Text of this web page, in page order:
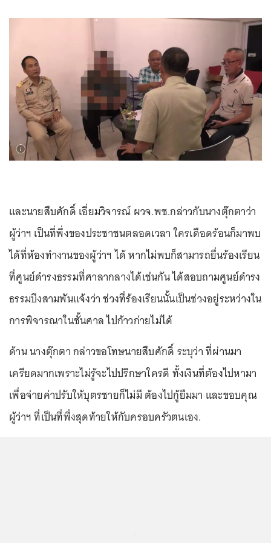
และนายสืบศักดิ์ เอี่ยมวิจารณ์ ผวจ.พช.กล่าวกับนางตุ๊กตาว่า
ผู้ว่าฯ เป็นที่พึ่งของประชาชนตลอดเวลา ใครเดือดร้อนก็มาพบ
ได้ที่ห้องทำงานของผู้ว่าฯ ได้ หากไม่พบก็สามารถยื่นร้องเรียน
ที่ศูนย์ดำรงธรรมที่ศาลากลางได้เช่นกัน ได้สอบถามศูนย์ดำรง
ธรรมบึงสามพันแจ้งว่า ช่วงที่ร้องเรียนนั้นเป็นช่วงอยู่ระหว่างใน
การพิจารณาในชั้นศาล ไปก้าวก่ายไม่ได้
ด้าน นางตุ๊กตา กล่าวขอโทษนายสืบศักดิ์ ระบุว่า ที่ผ่านมา
เครียดมากเพราะไม่รู้จะไปปรึกษาใครดี ทั้งเงินที่ต้องไปหามา
เพื่อจ่ายค่าปรับให้บุตรชายก็ไม่มี ต้องไปกู้ยืมมา และขอบคุณ
ผู้ว่าฯ ที่เป็นที่พึ่งสุดท้ายให้กับครอบครัวตนเอง.